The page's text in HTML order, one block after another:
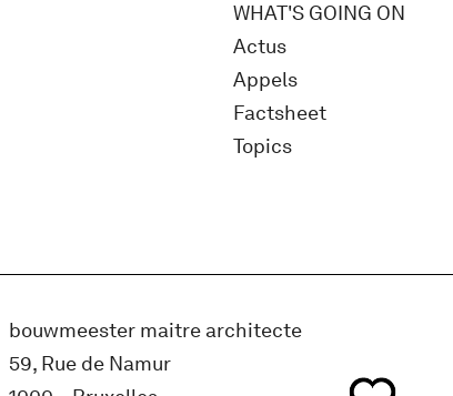
WHAT'S GOING ON
Actus
Appels
Factsheet
Topics
bouwmeester maitre architecte
59, Rue de Namur